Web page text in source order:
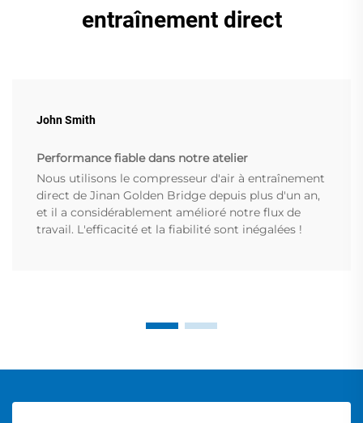
entraînement direct
John Smith
Performance fiable dans notre atelier
Nous utilisons le compresseur d'air à entraînement
direct de Jinan Golden Bridge depuis plus d'un an,
et il a considérablement amélioré notre flux de
travail. L'efficacité et la fiabilité sont inégalées !